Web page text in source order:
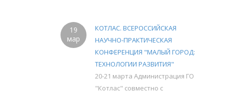
19
мар
КОТЛАС. ВСЕРОССИЙСКАЯ
НАУЧНО-ПРАКТИЧЕСКАЯ
КОНФЕРЕНЦИЯ "МАЛЫЙ ГОРОД:
ТЕХНОЛОГИИ РАЗВИТИЯ"
20-21 марта Администрация ГО
"Котлас" совместно с